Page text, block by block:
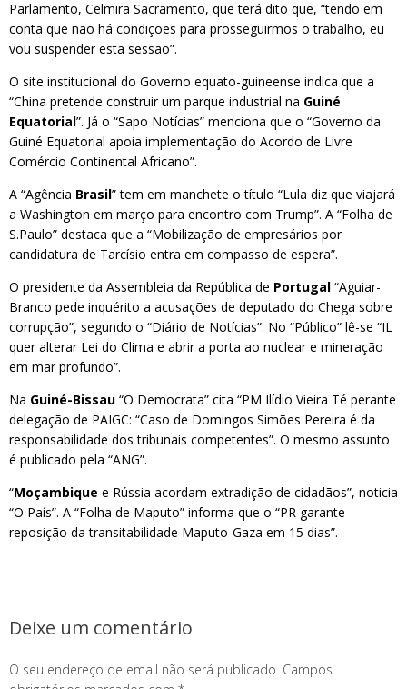
Parlamento, Celmira Sacramento, que terá dito que, “tendo em
conta que não há condições para prosseguirmos o trabalho, eu
vou suspender esta sessão”.
O site institucional do Governo equato-guineense indica que a
“China pretende construir um parque industrial na Guiné
Equatorial”. Já o “Sapo Notícias” menciona que o “Governo da
Guiné Equatorial apoia implementação do Acordo de Livre
Comércio Continental Africano”.
A “Agência Brasil” tem em manchete o título “Lula diz que viajará
a Washington em março para encontro com Trump”. A “Folha de
S.Paulo” destaca que a “Mobilização de empresários por
candidatura de Tarcísio entra em compasso de espera”.
O presidente da Assembleia da República de Portugal “Aguiar-
Branco pede inquérito a acusações de deputado do Chega sobre
corrupção”, segundo o “Diário de Notícias”. No “Público” lê-se “IL
quer alterar Lei do Clima e abrir a porta ao nuclear e mineração
em mar profundo”.
Na Guiné-Bissau “O Democrata” cita “PM Ilídio Vieira Té perante
delegação de PAIGC: “Caso de Domingos Simões Pereira é da
responsabilidade dos tribunais competentes”. O mesmo assunto
é publicado pela “ANG”.
“Moçambique e Rússia acordam extradição de cidadãos”, noticia
“O País”. A “Folha de Maputo” informa que o “PR garante
reposição da transitabilidade Maputo-Gaza em 15 dias”.
Deixe um comentário
O seu endereço de email não será publicado. Campos